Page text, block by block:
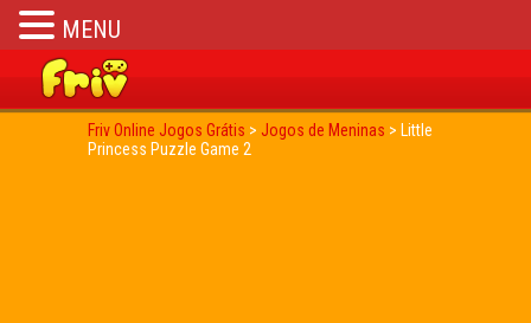
Friv Online Jogos Grátis > Jogos de Meninas > Little
Princess Puzzle Game 2
MENU